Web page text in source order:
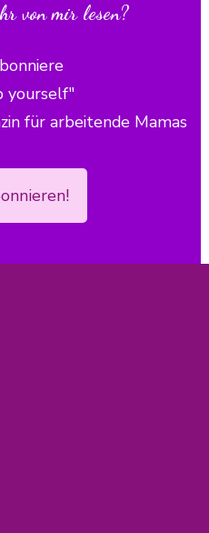
von mir lesen?
yourself"
für arbeitende Mamas